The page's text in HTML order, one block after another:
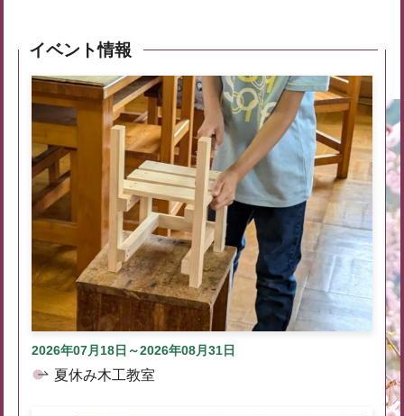
イベント情報
2026年07月18日～2026年08月31日
夏休み木工教室